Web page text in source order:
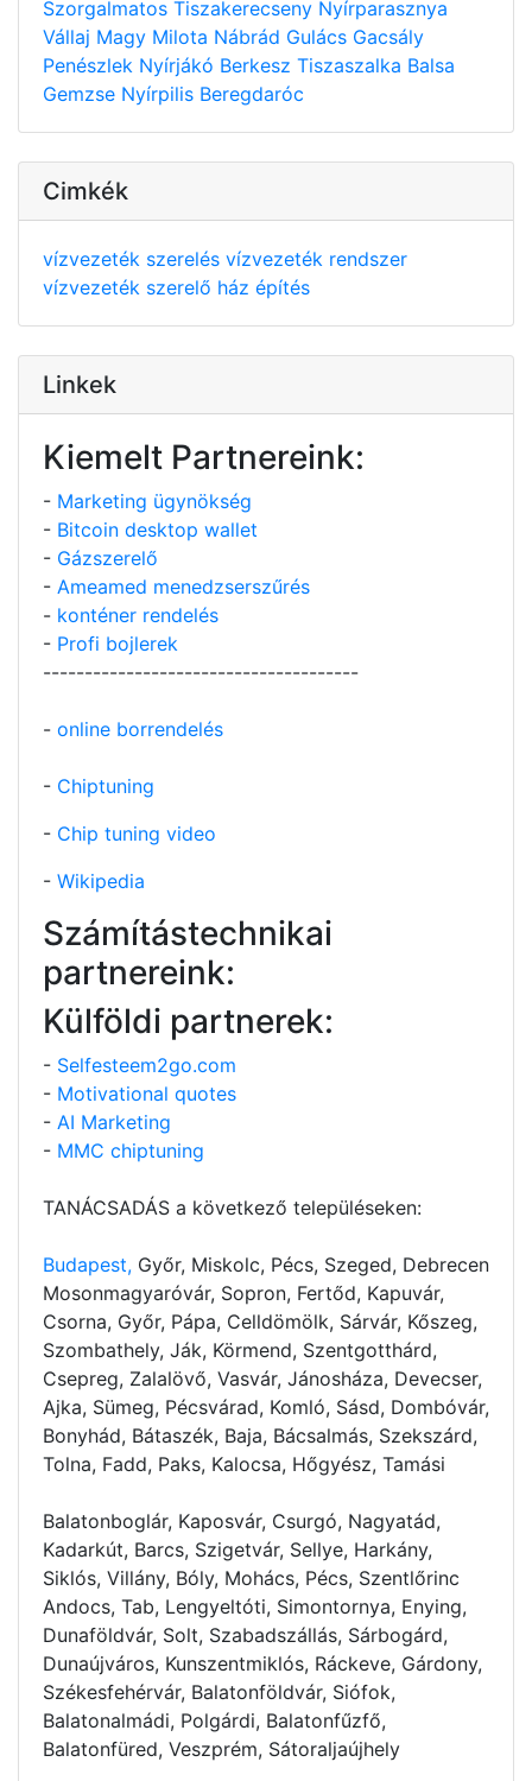
Szorgalmatos Tiszakerecseny Nyírparasznya
Vállaj Magy Milota Nábrád Gulács Gacsály
Penészlek Nyírjákó Berkesz Tiszaszalka Balsa
Gemzse Nyírpilis Beregdaróc
Cimkék
vízvezeték szerelés vízvezeték rendszer
vízvezeték szerelő ház építés
Linkek
Kiemelt Partnereink:
- Marketing ügynökség
- Bitcoin desktop wallet
- Gázszerelő
- Ameamed menedzserszűrés
- konténer rendelés
- Profi bojlerek
--------------------------------------
- online borrendelés
- Chiptuning
- Chip tuning video
- Wikipedia
Számítástechnikai
partnereink:
Külföldi partnerek:
- Selfesteem2go.com
- Motivational quotes
- AI Marketing
- MMC chiptuning
TANÁCSADÁS a következő településeken:
Budapest, Győr, Miskolc, Pécs, Szeged, Debrecen
Mosonmagyaróvár, Sopron, Fertőd, Kapuvár,
Csorna, Győr, Pápa, Celldömölk, Sárvár, Kőszeg,
Szombathely, Ják, Körmend, Szentgotthárd,
Csepreg, Zalalövő, Vasvár, Jánosháza, Devecser,
Ajka, Sümeg, Pécsvárad, Komló, Sásd, Dombóvár,
Bonyhád, Bátaszék, Baja, Bácsalmás, Szekszárd,
Tolna, Fadd, Paks, Kalocsa, Hőgyész, Tamási
Balatonboglár, Kaposvár, Csurgó, Nagyatád,
Kadarkút, Barcs, Szigetvár, Sellye, Harkány,
Siklós, Villány, Bóly, Mohács, Pécs, Szentlőrinc
Andocs, Tab, Lengyeltóti, Simontornya, Enying,
Dunaföldvár, Solt, Szabadszállás, Sárbogárd,
Dunaújváros, Kunszentmiklós, Ráckeve, Gárdony,
Székesfehérvár, Balatonföldvár, Siófok,
Balatonalmádi, Polgárdi, Balatonfűzfő,
Balatonfüred, Veszprém, Sátoraljaújhely